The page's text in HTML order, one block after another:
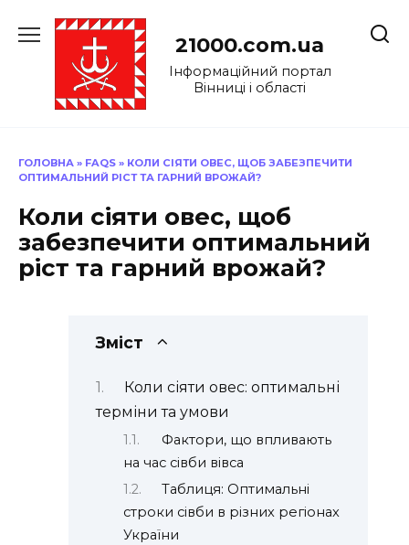
до
21000.com.ua
Інформаційний портал
Вінниці і області
ГОЛОВНА » FAQS » КОЛИ СІЯТИ ОВЕС, ЩОБ ЗАБЕЗПЕЧИТИ
ОПТИМАЛЬНИЙ РІСТ ТА ГАРНИЙ ВРОЖАЙ?
Коли сіяти овес, щоб
забезпечити оптимальний
ріст та гарний врожай?
Зміст
Коли сіяти овес: оптимальні
терміни та умови
Фактори, що впливають
на час сівби вівса
Таблиця: Оптимальні
строки сівби в різних регіонах
України